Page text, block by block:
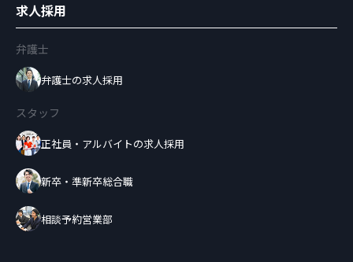
求人採用
弁護士
弁護士の求人採用
スタッフ
正社員・アルバイトの求人採用
新卒・準新卒総合職
相談予約営業部